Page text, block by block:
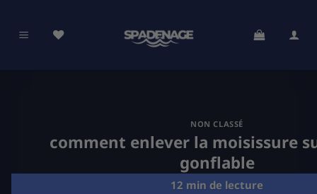
contenu
NON CLASSÉ
comment enlever la moisissure
gonflable